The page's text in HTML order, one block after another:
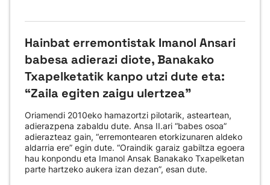
Hainbat erremontistak Imanol Ansari
babesa adierazi diote, Banakako
Txapelketatik kanpo utzi dute eta:
“Zaila egiten zaigu ulertzea”
Oriamendi 2010eko hamazortzi pilotarik, asteartean,
adierazpena zabaldu dute. Ansa II.ari “babes osoa”
adierazteaz gain, “erremontearen etorkizunaren aldeko
aldarria ere” egin dute. “Oraindik garaiz gabiltza egoera
hau konpondu eta Imanol Ansak Banakako Txapelketan
parte hartzeko aukera izan dezan”, esan dute.